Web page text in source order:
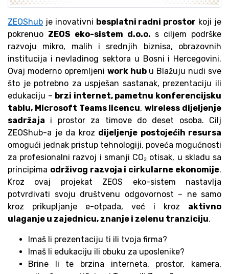
ZEOShub je inovativni besplatni radni prostor koji je
pokrenuo ZEOS eko-sistem d.o.o. s ciljem podrške
razvoju mikro, malih i srednjih biznisa, obrazovnih
institucija i nevladinog sektora u Bosni i Hercegovini.
Ovaj moderno opremljeni work hubu Blažuju nudi sve
što je potrebno za uspješan sastanak, prezentaciju ili
edukaciju – brzi internet, pametnu konferencijsku
tablu, Microsoft Teams licencu,wireless dijeljenje
sadržaja i prostor za timove do deset osoba. Cilj
ZEOShub-a je da kroz dijeljenje postojećih resursa
omogući jednak pristup tehnologiji, poveća mogućnosti
za profesionalni razvoj i smanji CO₂ otisak, u skladu sa
principima održivog razvoja i cirkularne ekonomije.
Kroz ovaj projekat ZEOS eko-sistem nastavlja
potvrđivati svoju društvenu odgovornost – ne samo
kroz prikupljanje e-otpada, već i kroz aktivno
ulaganje u zajednicu, znanje i zelenu tranziciju.
Imaš li prezentaciju ti ili tvoja firma?
Imaš li edukaciju ili obuku za uposlenike?
Brine li te brzina interneta, prostor, kamera,